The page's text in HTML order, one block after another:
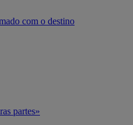
com o destino
partes»